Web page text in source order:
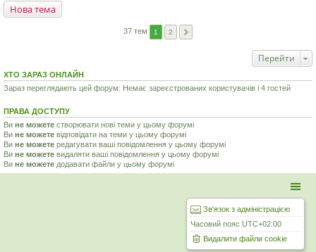
Нова тема
37 тем 1 2
Перейти
ХТО ЗАРАЗ ОНЛАЙН
Зараз переглядають цей форум: Немає зареєстрованих користувачів і 4 гостей
ПРАВА ДОСТУПУ
Ви не можете створювати нові теми у цьому форумі
Ви не можете відповідати на теми у цьому форумі
Ви не можете редагувати ваші повідомлення у цьому форумі
Ви не можете видаляти ваші повідомлення у цьому форумі
Ви не можете додавати файли у цьому форумі
Зв'язок з адміністрацією
Часовий пояс UTC+02:00
Видалити файли cookie